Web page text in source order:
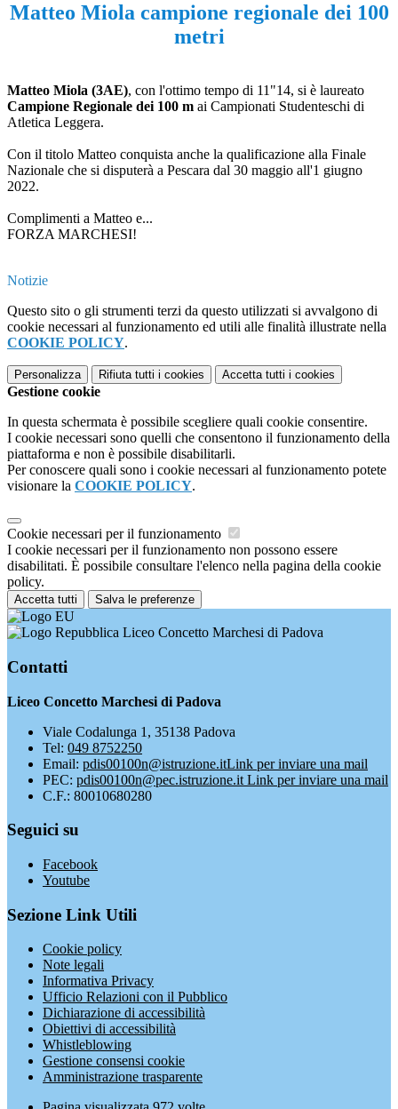
Matteo Miola campione regionale dei 100
metri
Matteo Miola (3AE), con l'ottimo tempo di 11"14, si è laureato
Campione Regionale dei 100 m ai Campionati Studenteschi di
Atletica Leggera.
Con il titolo Matteo conquista anche la qualificazione alla Finale
Nazionale che si disputerà a Pescara dal 30 maggio all'1 giugno
2022.
Complimenti a Matteo e...
FORZA MARCHESI!
Notizie
Questo sito o gli strumenti terzi da questo utilizzati si avvalgono di
cookie necessari al funzionamento ed utili alle finalità illustrate nella
COOKIE POLICY.
Personalizza Rifiuta tutti i cookies Accetta tutti i cookies
Gestione cookie
In questa schermata è possibile scegliere quali cookie consentire.
I cookie necessari sono quelli che consentono il funzionamento della
piattaforma e non è possibile disabilitarli.
Per conoscere quali sono i cookie necessari al funzionamento potete
visionare la COOKIE POLICY.
Cookie necessari per il funzionamento
I cookie necessari per il funzionamento non possono essere
disabilitati. È possibile consultare l'elenco nella pagina della cookie
policy.
Accetta tutti Salva le preferenze
Liceo Concetto Marchesi di Padova
Contatti
Liceo Concetto Marchesi di Padova
Viale Codalunga 1, 35138 Padova
Tel: 049 8752250
Email: pdis00100n@istruzione.itLink per inviare una mail
PEC: pdis00100n@pec.istruzione.it Link per inviare una mail
C.F.: 80010680280
Seguici su
Facebook
Youtube
Sezione Link Utili
Cookie policy
Note legali
Informativa Privacy
Ufficio Relazioni con il Pubblico
Dichiarazione di accessibilità
Obiettivi di accessibilità
Whistleblowing
Gestione consensi cookie
Amministrazione trasparente